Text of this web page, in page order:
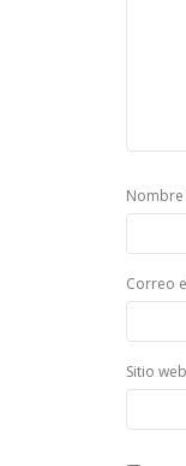
Nombre
Correo
Sitio web